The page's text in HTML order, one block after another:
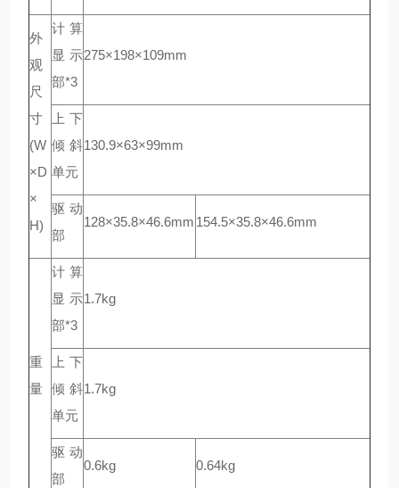
外
观
尺
寸
(W
×D
×
H)
计算
显示
部*3
275×198×109mm
上下
倾斜
单元
130.9×63×99mm
驱动
部
128×35.8×46.6mm 154.5×35.8×46.6mm
重
量
计算
显示
部*3
1.7kg
上下
倾斜
单元
1.7kg
驱动
部
0.6kg 0.64kg